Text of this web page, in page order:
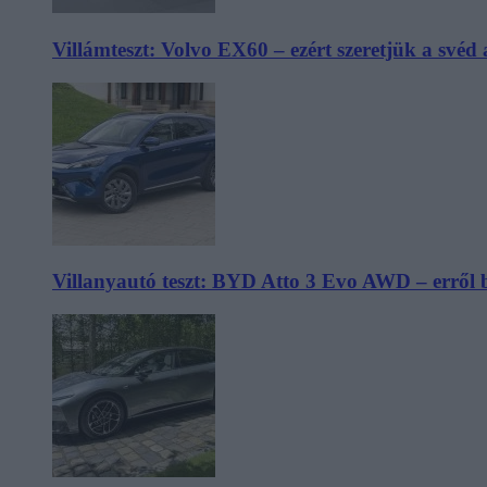
Villámteszt: Volvo EX60 – ezért szeretjük a svéd
Villanyautó teszt: BYD Atto 3 Evo AWD – erről